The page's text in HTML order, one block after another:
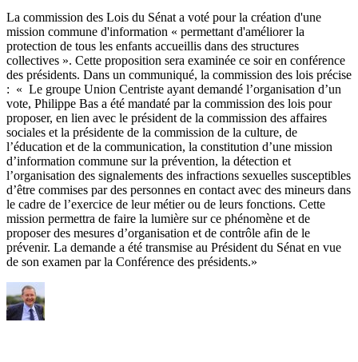
La commission des Lois du Sénat a voté pour la création d'une
mission commune d'information « permettant d'améliorer la
protection de tous les enfants accueillis dans des structures
collectives ». Cette proposition sera examinée ce soir en conférence
des présidents. Dans un communiqué, la commission des lois précise
: « Le groupe Union Centriste ayant demandé l’organisation d’un
vote, Philippe Bas a été mandaté par la commission des lois pour
proposer, en lien avec le président de la commission des affaires
sociales et la présidente de la commission de la culture, de
l’éducation et de la communication, la constitution d’une mission
d’information commune sur la prévention, la détection et
l’organisation des signalements des infractions sexuelles susceptibles
d’être commises par des personnes en contact avec des mineurs dans
le cadre de l’exercice de leur métier ou de leurs fonctions. Cette
mission permettra de faire la lumière sur ce phénomène et de
proposer des mesures d’organisation et de contrôle afin de le
prévenir. La demande a été transmise au Président du Sénat en vue
de son examen par la Conférence des présidents.»